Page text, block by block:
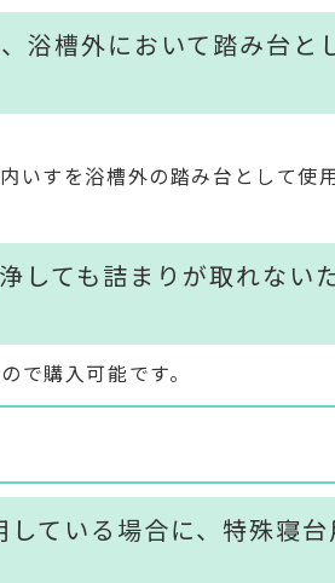
浴槽外において踏み台と
いすを浴槽外の踏み台として使
しても詰まりが取れない
で購入可能です。
ている場合に、特殊寝台